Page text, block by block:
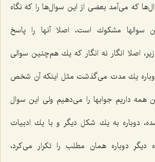
كه می‌آمد بعضی از این سوال‌ها را كه نگاه
سوالها مشكوك است، اصلا آنها را پاسخ
اصلا انگار نه انگار كه یك هم‌چنین سوالی
یك مدت می‌گذشت مثل اینكه آن شخص
داریم جوابها را می‌دهیم ولی این سوال
دوباره به یك شكل دیگر و با یك ادبیات
دوباره همان مطلب را تكرار می‌كرد،